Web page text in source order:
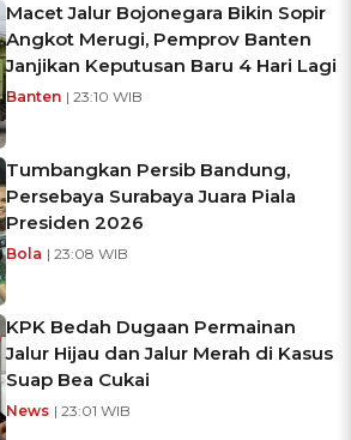
Macet Jalur Bojonegara Bikin Sopir
Angkot Merugi, Pemprov Banten
Janjikan Keputusan Baru 4 Hari Lagi
Banten | 23:10 WIB
Tumbangkan Persib Bandung,
Persebaya Surabaya Juara Piala
Presiden 2026
Bola | 23:08 WIB
KPK Bedah Dugaan Permainan
Jalur Hijau dan Jalur Merah di Kasus
Suap Bea Cukai
News | 23:01 WIB